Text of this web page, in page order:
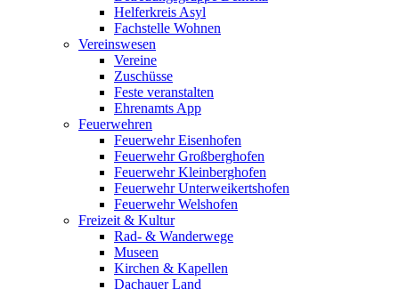
Helferkreis Asyl
Fachstelle Wohnen
Vereinswesen
Vereine
Zuschüsse
Feste veranstalten
Ehrenamts App
Feuerwehren
Feuerwehr Eisenhofen
Feuerwehr Großberghofen
Feuerwehr Kleinberghofen
Feuerwehr Unterweikertshofen
Feuerwehr Welshofen
Freizeit & Kultur
Rad- & Wanderwege
Museen
Kirchen & Kapellen
Dachauer Land